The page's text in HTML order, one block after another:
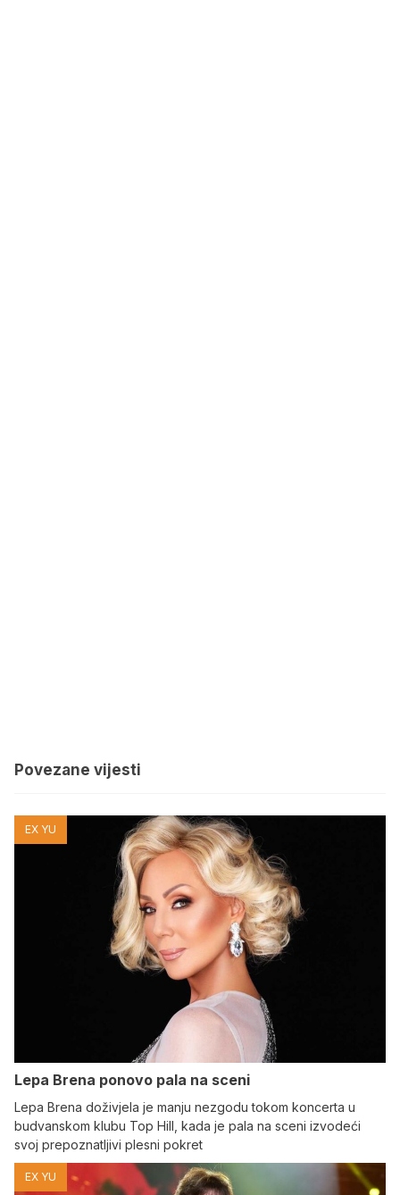
Povezane vijesti
EX YU
Lepa Brena ponovo pala na sceni
Lepa Brena doživjela je manju nezgodu tokom koncerta u
budvanskom klubu Top Hill, kada je pala na sceni izvodeći
svoj prepoznatljivi plesni pokret
EX YU